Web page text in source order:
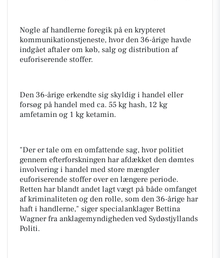
Nogle af handlerne foregik på en krypteret
kommunikationstjeneste, hvor den 36-årige havde
indgået aftaler om køb, salg og distribution af
euforiserende stoffer.
Den 36-årige erkendte sig skyldig i handel eller
forsøg på handel med ca. 55 kg hash, 12 kg
amfetamin og 1 kg ketamin.
"Der er tale om en omfattende sag, hvor politiet
gennem efterforskningen har afdækket den dømtes
involvering i handel med store mængder
euforiserende stoffer over en længere periode.
Retten har blandt andet lagt vægt på både omfanget
af kriminaliteten og den rolle, som den 36-årige har
haft i handlerne," siger specialanklager Bettina
Wagner fra anklagemyndigheden ved Sydøstjyllands
Politi.